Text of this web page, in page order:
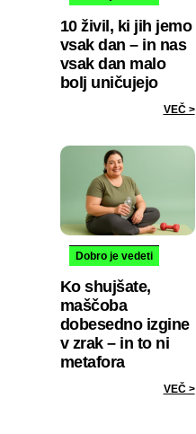
10 živil, ki jih jemo
vsak dan – in nas
vsak dan malo
bolj uničujejo
VEČ >
Dobro je vedeti
Ko shujšate,
maščoba
dobesedno izgine
v zrak – in to ni
metafora
VEČ >